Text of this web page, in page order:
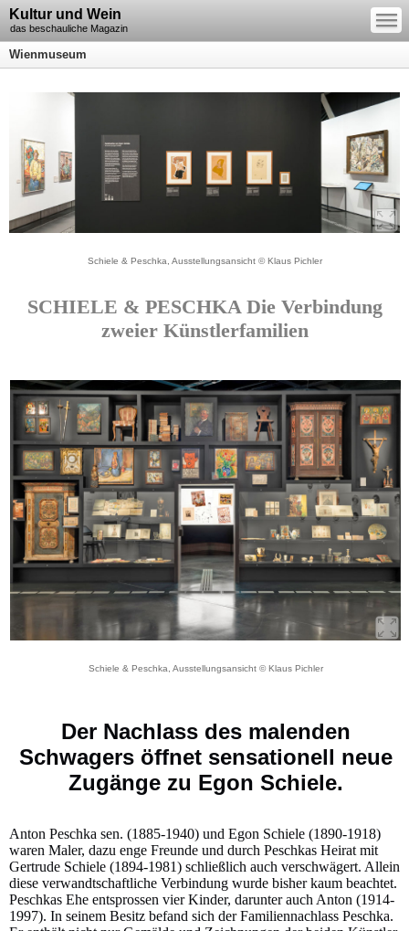
Kultur und Wein
das beschauliche Magazin
—
—
—
Wienmuseum
Schiele & Peschka, Ausstellungsansicht © Klaus Pichler
SCHIELE & PESCHKA Die Verbindung
zweier Künstlerfamilien
Schiele & Peschka, Ausstellungsansicht © Klaus Pichler
Der Nachlass des malenden
Schwagers öffnet sensationell neue
Zugänge zu Egon Schiele.
Anton Peschka sen. (1885-1940) und Egon Schiele (1890-1918)
waren Maler, dazu enge Freunde und durch Peschkas Heirat mit
Gertrude Schiele (1894-1981) schließlich auch verschwägert. Allein
diese verwandtschaftliche Verbindung wurde bisher kaum beachtet.
Peschkas Ehe entsprossen vier Kinder, darunter auch Anton (1914-
1997). In seinem Besitz befand sich der Familiennachlass Peschka.